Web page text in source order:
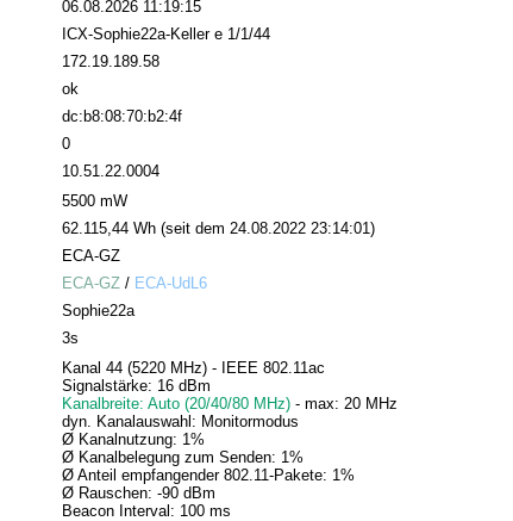
06.08.2026 11:19:15
ICX-Sophie22a-Keller e 1/1/44
172.19.189.58
ok
dc:b8:08:70:b2:4f
0
10.51.22.0004
5500 mW
62.115,44 Wh (seit dem 24.08.2022 23:14:01)
ECA-GZ
ECA-GZ / ECA-UdL6
Sophie22a
3s
Kanal 44 (5220 MHz) - IEEE 802.11ac
Signalstärke: 16 dBm
Kanalbreite: Auto (20/40/80 MHz)- max: 20 MHz
dyn. Kanalauswahl: Monitormodus
Ø Kanalnutzung: 1%
Ø Kanalbelegung zum Senden: 1%
Ø Anteil empfangender 802.11-Pakete: 1%
Ø Rauschen: -90 dBm
Beacon Interval: 100 ms